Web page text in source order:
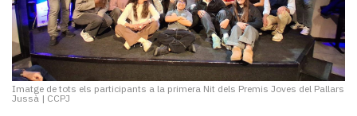
Imatge de tots els participants a la primera Nit dels Premis Joves del Pallars
Jussà | CCPJ